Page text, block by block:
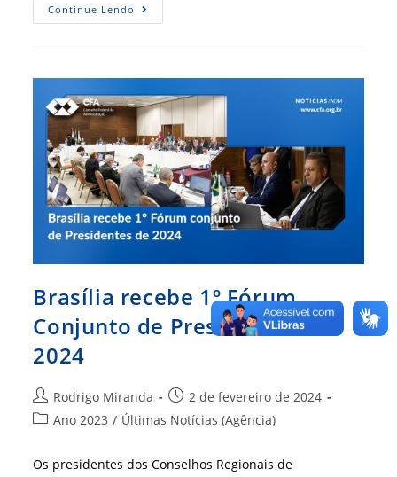
Continue Lendo Fórum
De
Da
Fiscalização
Brasília recebe 1º Fórum
Conjunto de Presidentes de
2024
Autor
do
Rodrigo Miranda
Post
publicado:
2 de fevereiro de 2024
Categoria
post:
Ano 2023 / Últimas Notícias (Agência)
Os presidentes dos Conselhos Regionais de